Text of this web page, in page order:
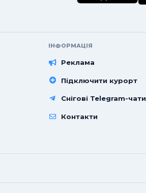
ІНФОРМАЦІЯ
Реклама
Підключити курорт
Снігові Telegram-чати
Контакти